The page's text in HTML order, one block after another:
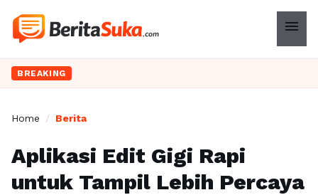
menu
BREAKING
Home / Berita
Aplikasi Edit Gigi Rapi
untuk Tampil Lebih Percaya